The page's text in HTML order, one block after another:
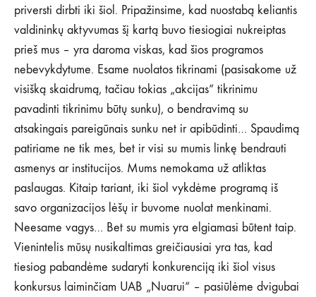
priversti dirbti iki šiol. Pripažinsime, kad nuostabą keliantis
valdininkų aktyvumas šį kartą buvo tiesiogiai nukreiptas
prieš mus – yra daroma viskas, kad šios programos
nebevykdytume. Esame nuolatos tikrinami (pasisakome už
visišką skaidrumą, tačiau tokias „akcijas“ tikrinimu
pavadinti tikrinimu būtų sunku), o bendravimą su
atsakingais pareigūnais sunku net ir apibūdinti… Spaudimą
patiriame ne tik mes, bet ir visi su mumis linkę bendrauti
asmenys ar institucijos. Mums nemokama už atliktas
paslaugas. Kitaip tariant, iki šiol vykdėme programą iš
savo organizacijos lėšų ir buvome nuolat menkinami.
Neesame vagys… Bet su mumis yra elgiamasi būtent taip.
Vienintelis mūsų nusikaltimas greičiausiai yra tas, kad
tiesiog pabandėme sudaryti konkurenciją iki šiol visus
konkursus laiminčiam UAB „Nuarui“ – pasiūlėme dvigubai